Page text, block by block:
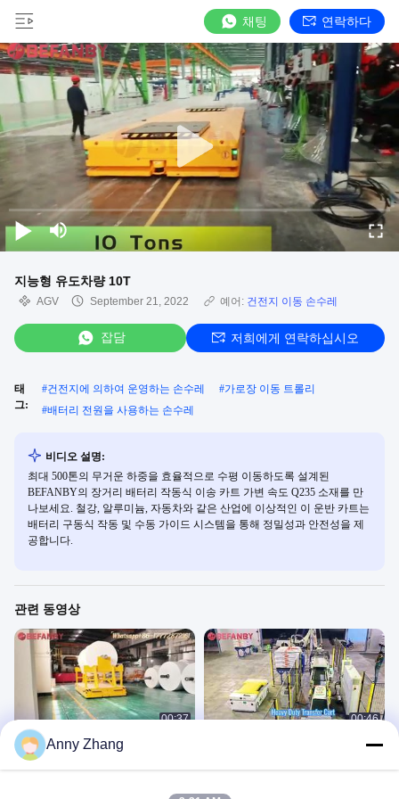
채팅 연락하다
지능형 유도차량 10T
AGV September 21, 2022 예어: 건전지 이동 손수레
잡담 저희에게 연락하십시오
태
그:
#건전지에 의하여 운영하는 손수레 #가로장 이동 트롤리
#배터리 전원을 사용하는 손수레
비디오 설명:
최대 500톤의 무거운 하중을 효율적으로 수평 이동하도록 설계된
BEFANBY의 장거리 배터리 작동식 이송 카트 가변 속도 Q235 소재를 만
나보세요. 철강, 알루미늄, 자동차와 같은 산업에 이상적인 이 운반 카트는
배터리 구동식 작동 및 수동 가이드 시스템을 통해 정밀성과 안전성을 제
공합니다.
관련 동영상
00:37
5T Transfer Cart With Protective
Frame,Intelligent AGV Cart For
00:46
1.5 톤 인적 미답 이송 카트, 맞춤형 배
May 26, 2026
Anny Zhang